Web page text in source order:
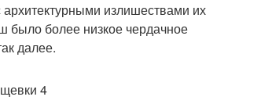
излишествами их
было более низкое чердачное
далее.